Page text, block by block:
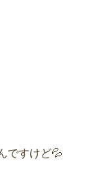
ですけど💦